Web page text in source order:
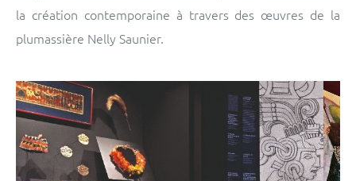
la création contemporaine à travers des œuvres de la
plumassière Nelly Saunier.